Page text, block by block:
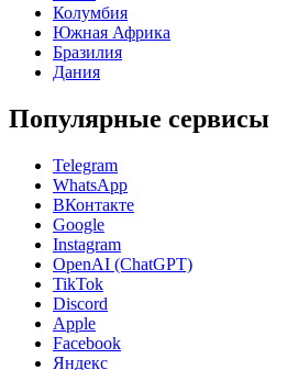
Колумбия
Южная Африка
Бразилия
Дания
Популярные сервисы
Telegram
WhatsApp
ВКонтакте
Google
Instagram
OpenAI (ChatGPT)
TikTok
Discord
Apple
Facebook
Яндекс